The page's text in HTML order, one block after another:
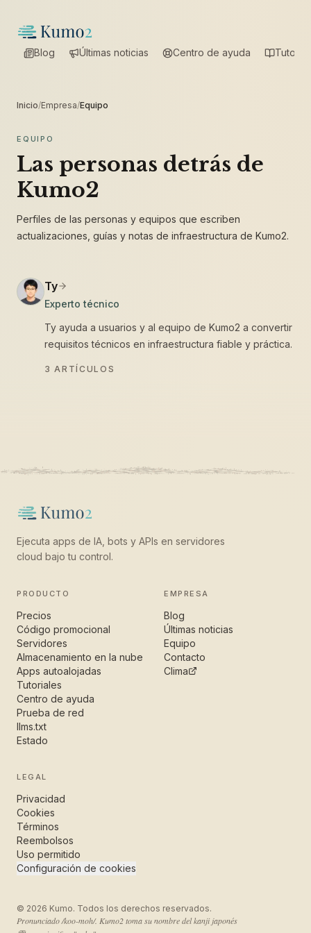
Blog Últimas noticias Centro de ayuda
Inicio/Empresa/Equipo
EQUIPO
Las personas detrás de
Kumo2
Perfiles de las personas y equipos que escriben
actualizaciones, guías y notas de infraestructura de Kumo2.
Ty
Experto técnico
Ty ayuda a usuarios y al equipo de Kumo2 a convertir
requisitos técnicos en infraestructura fiable y práctica.
3 ARTÍCULOS
Ejecuta apps de IA, bots y APIs en servidores
cloud bajo tu control.
PRODUCTO
Precios
Código promocional
Servidores
Almacenamiento en la nube
Apps autoalojadas
Tutoriales
Centro de ayuda
Prueba de red
llms.txt
Estado
EMPRESA
Blog
Últimas noticias
Equipo
Contacto
Clima
LEGAL
Privacidad
Cookies
Términos
Reembolsos
Uso permitido
Configuración de cookies
© 2026 Kumo. Todos los derechos reservados.
Pronunciado /koo-moh/. Kumo2 toma su nombre del kanji japonés